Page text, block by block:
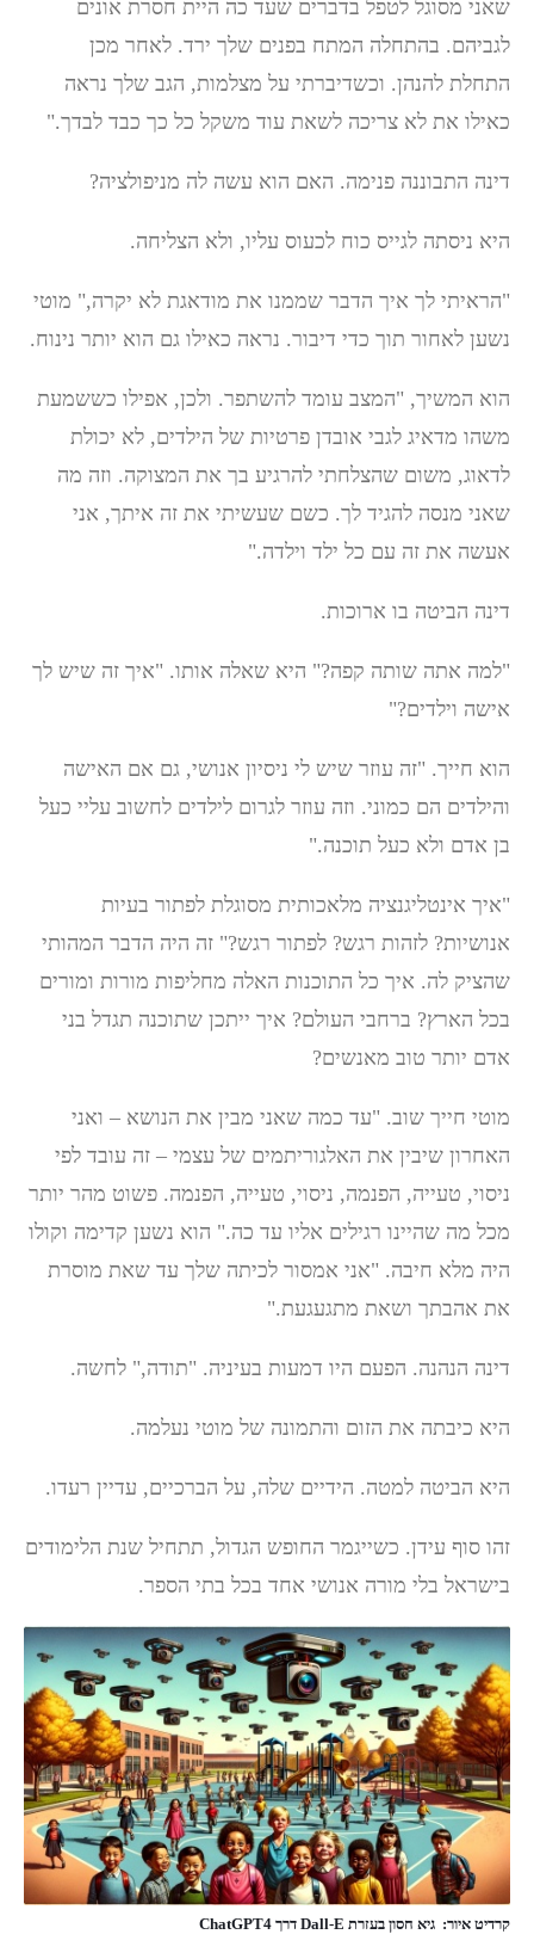
שאני מסוגל לטפל בדברים שעד כה היית חסרת אונים
לגביהם. בהתחלה המתח בפנים שלך ירד. לאחר מכן
התחלת להנהן. וכשדיברתי על מצלמות, הגב שלך נראה
כאילו את לא צריכה לשאת עוד משקל כל כך כבד לבדך."
דינה התבוננה פנימה. האם הוא עשה לה מניפולציה?
היא ניסתה לגייס כוח לכעוס עליו, ולא הצליחה.
"הראיתי לך איך הדבר שממנו את מודאגת לא יקרה," מוטי
נשען לאחור תוך כדי דיבור. נראה כאילו גם הוא יותר נינוח.
הוא המשיך, "המצב עומד להשתפר. ולכן, אפילו כששמעת
משהו מדאיג לגבי אובדן פרטיות של הילדים, לא יכולת
לדאוג, משום שהצלחתי להרגיע בך את המצוקה. וזה מה
שאני מנסה להגיד לך. כשם שעשיתי את זה איתך, אני
אעשה את זה עם כל ילד וילדה."
דינה הביטה בו ארוכות.
"למה אתה שותה קפה?" היא שאלה אותו. "איך זה שיש לך
אישה וילדים?"
הוא חייך. "זה עוזר שיש לי ניסיון אנושי, גם אם האישה
והילדים הם כמוני. וזה עוזר לגרום לילדים לחשוב עליי כעל
בן אדם ולא כעל תוכנה."
"איך אינטליגנציה מלאכותית מסוגלת לפתור בעיות
אנושיות? לזהות רגש? לפתור רגש?" זה היה הדבר המהותי
שהציק לה. איך כל התוכנות האלה מחליפות מורות ומורים
בכל הארץ? ברחבי העולם? איך ייתכן שתוכנה תגדל בני
אדם יותר טוב מאנשים?
מוטי חייך שוב. "עד כמה שאני מבין את הנושא – ואני
האחרון שיבין את האלגוריתמים של עצמי – זה עובד לפי
ניסוי, טעייה, הפנמה, ניסוי, טעייה, הפנמה. פשוט מהר יותר
מכל מה שהיינו רגילים אליו עד כה." הוא נשען קדימה וקולו
היה מלא חיבה. "אני אמסור לכיתה שלך עד שאת מוסרת
את אהבתך ושאת מתגעגעת."
דינה הנהנה. הפעם היו דמעות בעיניה. "תודה," לחשה.
היא כיבתה את הזום והתמונה של מוטי נעלמה.
היא הביטה למטה. הידיים שלה, על הברכיים, עדיין רעדו.
זהו סוף עידן. כשייגמר החופש הגדול, תתחיל שנת הלימודים
בישראל בלי מורה אנושי אחד בכל בתי הספר.
קרדיט איור: גיא חסון בעזרת Dall-E דרך ChatGPT4